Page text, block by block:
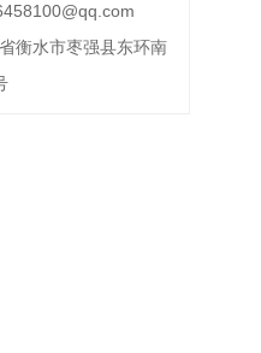
衡水市枣强县东环南